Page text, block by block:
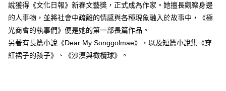
說獲得《文化日報》新春文藝獎，正式成為作家。她擅長觀察身邊
的人事物，並將社會中疏離的情感與各種現象融入於故事中，《極
光商會的執事們》便是她的第一部長篇作品。
另著有長篇小說《Dear My Songgolmae》，以及短篇小說集《穿
紅裙子的孩子》、《沙漠與橄欖球》。